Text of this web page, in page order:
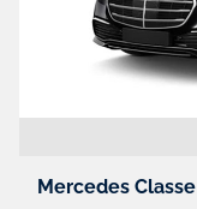
Mercedes